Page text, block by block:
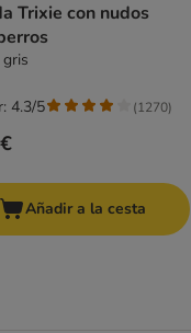
Trixie con nudos
4.3/5 (1270)
Añadir a la cesta